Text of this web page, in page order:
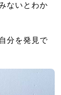
ないとわか
分を発見で